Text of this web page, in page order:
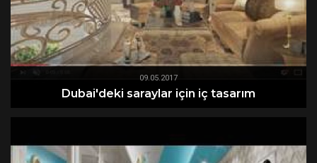
09.05.2017
Dubai'deki saraylar için iç tasarım